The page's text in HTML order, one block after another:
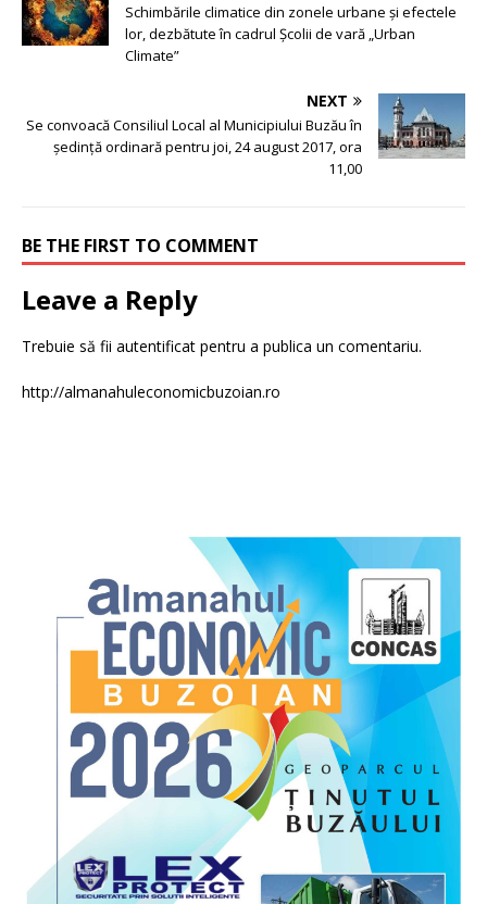
Schimbările climatice din zonele urbane și efectele
lor, dezbătute în cadrul Școlii de vară „Urban
Climate”
NEXT
Se convoacă Consiliul Local al Municipiului Buzău în
şedinţă ordinară pentru joi, 24 august 2017, ora
11,00
BE THE FIRST TO COMMENT
Leave a Reply
Trebuie să fii autentificat pentru a publica un comentariu.
http://almanahuleconomicbuzoian.ro